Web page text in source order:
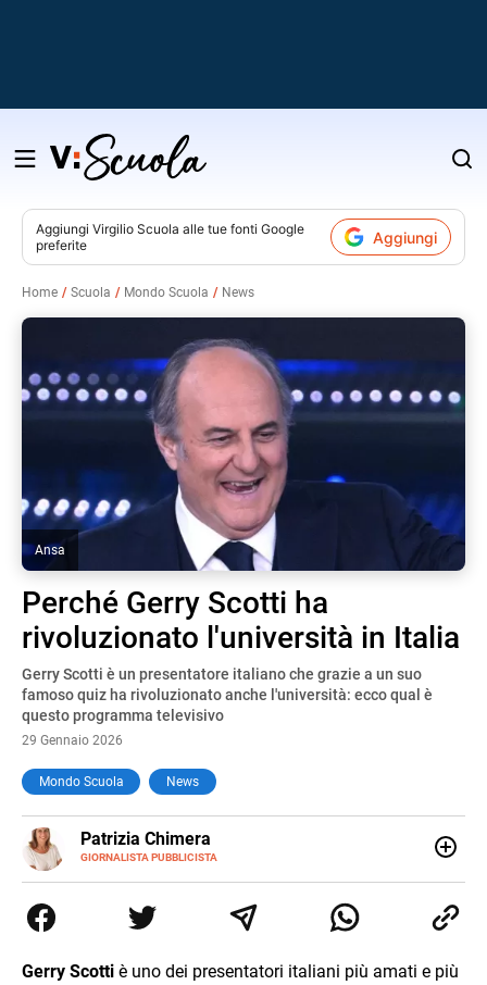
Salta
contenuto
Aggiungi Virgilio Scuola alle tue fonti Google
preferite
Aggiungi
Home Scuola Mondo Scuola News
Ansa
Perché Gerry Scotti ha
rivoluzionato l'università in Italia
Gerry Scotti è un presentatore italiano che grazie a un suo
famoso quiz ha rivoluzionato anche l'università: ecco qual è
questo programma televisivo
29 Gennaio 2026
Mondo Scuola News
Patrizia Chimera
GIORNALISTA PUBBLICISTA
E-
MAIL
LINKEDIN
collaborato con grandi gruppi editoriali e agenzie di
comunicazione specializzandosi nella scrittura di articoli
Gerry Scotti è uno dei presentatori italiani più amati e più